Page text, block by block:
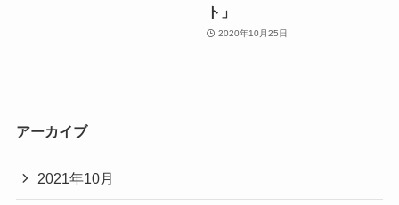
ト」
2020年10月25日
アーカイブ
2021年10月